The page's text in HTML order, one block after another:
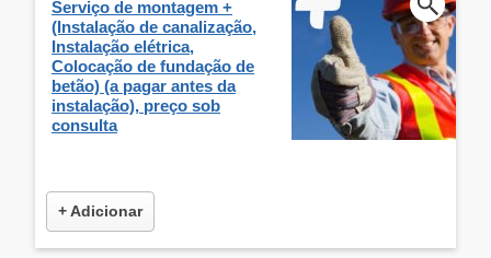
Serviço de montagem +
(Instalação de canalização,
Instalação elétrica,
Colocação de fundação de
betão) (a pagar antes da
instalação), preço sob
consulta
+ Adicionar